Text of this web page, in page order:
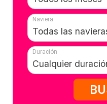
Naviera
Duración